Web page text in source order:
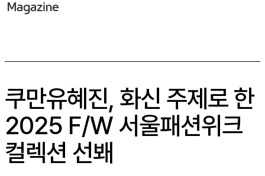
쿠만유혜진, 화신 주제로 한
2025 F/W 서울패션위크
컬렉션 선봬